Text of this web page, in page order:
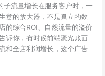
子流量增长在服务客户时，一
意的放大器，不是孤立的数
的综合ROI、自然流量的溢价
诉你，有时候前端聚光账面
和全店利润增长，这个广告